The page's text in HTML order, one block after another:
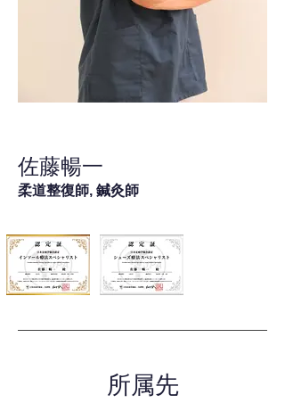
佐藤暢一
柔道整復師, 鍼灸師
所属先